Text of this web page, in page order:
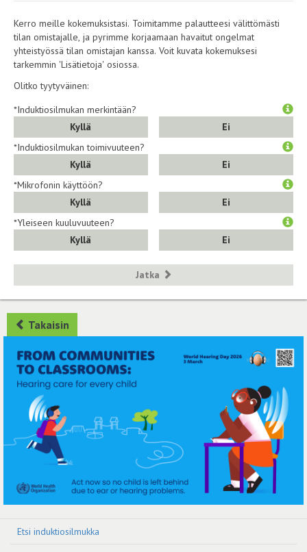
Kerro meille kokemuksistasi. Toimitamme palautteesi välittömästi
tilan omistajalle, ja pyrimme korjaamaan havaitut ongelmat
yhteistyössä tilan omistajan kanssa. Voit kuvata kokemuksesi
tarkemmin 'Lisätietoja' osiossa.
Olitko tyytyväinen:
*Induktiosilmukan merkintään?
Kyllä
Ei
*Induktiosilmukan toimivuuteen?
Kyllä
Ei
*Mikrofonin käyttöön?
Kyllä
Ei
*Yleiseen kuuluvuuteen?
Kyllä
Ei
Jatka
Takaisin
Etsi induktiosilmukka